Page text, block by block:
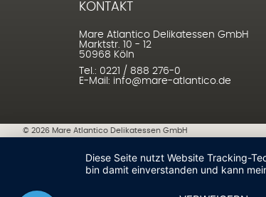
KONTAKT
Mare Atlantico Delikatessen GmbH
Marktstr. 10 - 12
50968 Köln
Tel.: 0221 / 888 276-0
E-Mail: info@mare-atlantico.de
© 2026 Mare Atlantico Delikatessen GmbH
Diese Seite nutzt Website Tracking-
bin damit einverstanden und kann